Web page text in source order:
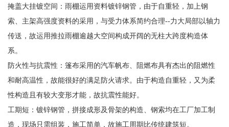
掩盖大挂镀空间：雨棚运用资料镀锌钢管，由于自重轻，加上钢
索、主架高强度资料的采用，与受力体系简约合理--力大局部以轴力
传送，故运用推拉雨棚逾越大空间构成开阔的无柱大跨度构造体
系。
防火性与抗震性：篷布采用的汽车帆布、阻燃布具有杰出的阻燃性
和耐高温性，故能很好的满足防火请求。由于构造自重轻，又为柔
性构造且有较大变形才能，故抗震性能好。
工期短：镀锌钢管，拼接成形及骨架的构造、钢索均在工厂加工制
造，现场只需组装，施工简单，故施工周期比传统建筑短。